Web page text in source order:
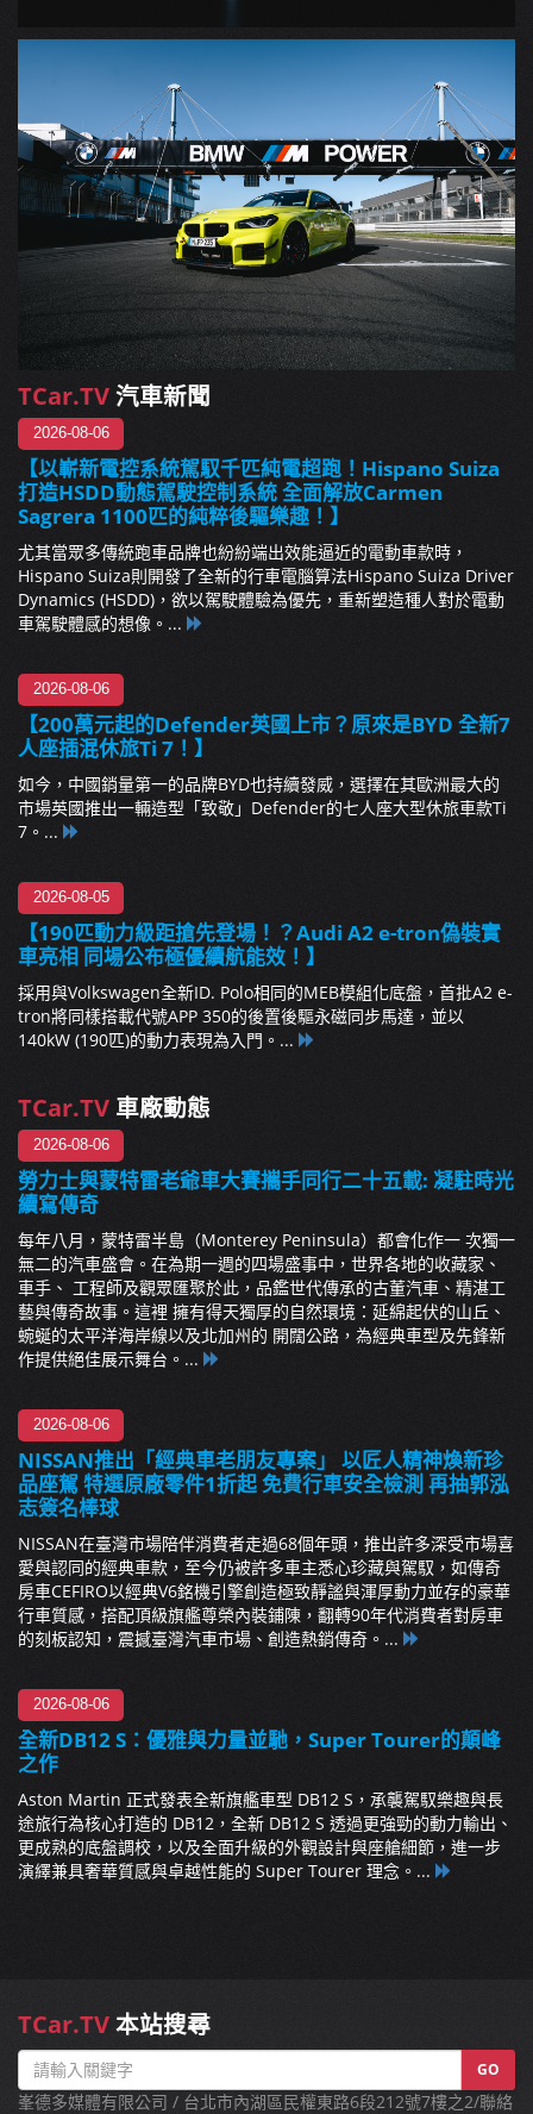
TCar.TV汽車新聞
2026-08-06
【以嶄新電控系統駕馭千匹純電超跑！Hispano Suiza
打造HSDD動態駕駛控制系統 全面解放Carmen
Sagrera 1100匹的純粹後驅樂趣！】
尤其當眾多傳統跑車品牌也紛紛端出效能逼近的電動車款時，
Hispano Suiza則開發了全新的行車電腦算法Hispano Suiza Driver
Dynamics (HSDD)，欲以駕駛體驗為優先，重新塑造種人對於電動
車駕駛體感的想像。...
2026-08-06
【200萬元起的Defender英國上市？原來是BYD 全新7
人座插混休旅Ti 7！】
如今，中國銷量第一的品牌BYD也持續發威，選擇在其歐洲最大的
市場英國推出一輛造型「致敬」Defender的七人座大型休旅車款Ti
7。...
2026-08-05
【190匹動力級距搶先登場！？Audi A2 e-tron偽裝實
車亮相 同場公布極優續航能效！】
採用與Volkswagen全新ID. Polo相同的MEB模組化底盤，首批A2 e-
tron將同樣搭載代號APP 350的後置後驅永磁同步馬達，並以
140kW (190匹)的動力表現為入門。...
TCar.TV 車廠動態
2026-08-06
勞力士與蒙特雷老爺車大賽攜手同行二十五載: 凝駐時光
續寫傳奇
每年八月，蒙特雷半島（Monterey Peninsula）都會化作一 次獨一
無二的汽車盛會。在為期一週的四場盛事中，世界各地的收藏家、
車手、 工程師及觀眾匯聚於此，品鑑世代傳承的古董汽車、精湛工
藝與傳奇故事。這裡 擁有得天獨厚的自然環境：延綿起伏的山丘、
蜿蜒的太平洋海岸線以及北加州的 開闊公路，為經典車型及先鋒新
作提供絕佳展示舞台。...
2026-08-06
NISSAN推出「經典車老朋友專案」 以匠人精神煥新珍
品座駕 特選原廠零件1折起 免費行車安全檢測 再抽郭泓
志簽名棒球
NISSAN在臺灣市場陪伴消費者走過68個年頭，推出許多深受市場喜
愛與認同的經典車款，至今仍被許多車主悉心珍藏與駕馭，如傳奇
房車CEFIRO以經典V6銘機引擎創造極致靜謐與渾厚動力並存的豪華
行車質感，搭配頂級旗艦尊榮內裝鋪陳，翻轉90年代消費者對房車
的刻板認知，震撼臺灣汽車市場、創造熱銷傳奇。...
2026-08-06
全新DB12 S：優雅與力量並馳，Super Tourer的顛峰
之作
Aston Martin 正式發表全新旗艦車型 DB12 S，承襲駕馭樂趣與長
途旅行為核心打造的 DB12，全新 DB12 S 透過更強勁的動力輸出、
更成熟的底盤調校，以及全面升級的外觀設計與座艙細節，進一步
演繹兼具奢華質感與卓越性能的 Super Tourer 理念。...
TCar.TV本站搜尋
GO
峯德多媒體有限公司 / 台北市內湖區民權東路6段212號7樓之2/聯絡